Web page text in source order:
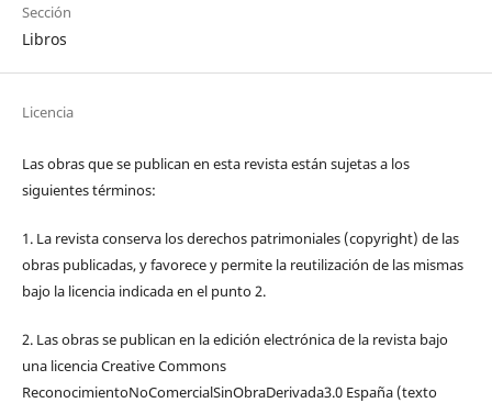
Sección
Libros
Licencia
Las obras que se publican en esta revista están sujetas a los
siguientes términos:
1. La revista conserva los derechos patrimoniales (copyright) de las
obras publicadas, y favorece y permite la reutilización de las mismas
bajo la licencia indicada en el punto 2.
2. Las obras se publican en la edición electrónica de la revista bajo
una licencia Creative Commons
ReconocimientoNoComercialSinObraDerivada3.0 España (texto